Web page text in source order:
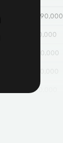
1,720,890,000
780,310,000
940,580,000
580,160,000